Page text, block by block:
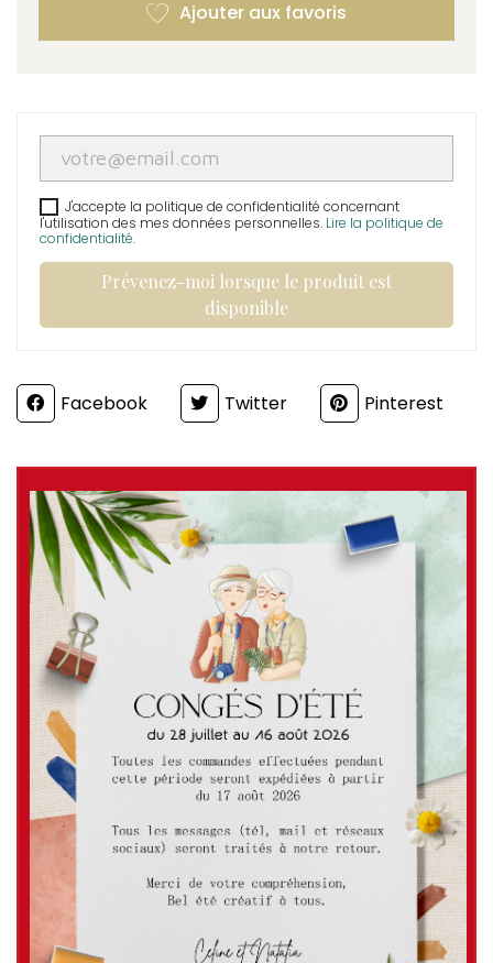
J'accepte la politique de confidentialité concernant
l'utilisation des mes données personnelles. Lire la politique de
confidentialité.
Prévenez-moi lorsque le produit est
disponible
PartagerFacebook Twitter Pinterest